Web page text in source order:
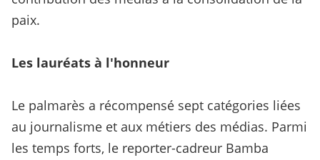
paix.
Les lauréats à l'honneur
Le palmarès a récompensé sept catégories liées
au journalisme et aux métiers des médias. Parmi
les temps forts, le reporter-cadreur Bamba